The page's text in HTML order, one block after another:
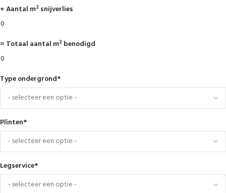
+ Aantal m² snijverlies
= Totaal aantal m² benodigd
Type ondergrond*
Plinten*
Legservice*